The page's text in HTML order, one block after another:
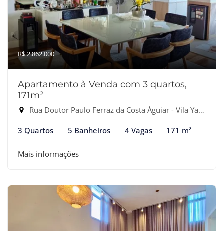
R$ 2.862.000
Apartamento à Venda com 3 quartos,
171m²
Rua Doutor Paulo Ferraz da Costa Águiar - Vila Yara, Osasco-SP
3 Quartos 5 Banheiros 4 Vagas 171 m²
Mais informações